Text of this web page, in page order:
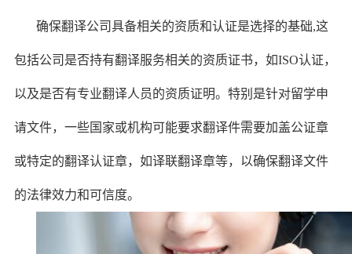
确保翻译公司具备相关的资质和认证是选择的基础,这
包括公司是否持有翻译服务相关的资质证书，如ISO认证，
以及是否有专业翻译人员的资质证明。特别是针对留学申
请文件，一些国家或机构可能要求翻译件需要加盖公证章
或特定的翻译认证章，如译联翻译章等，以确保翻译文件
的法律效力和可信度。